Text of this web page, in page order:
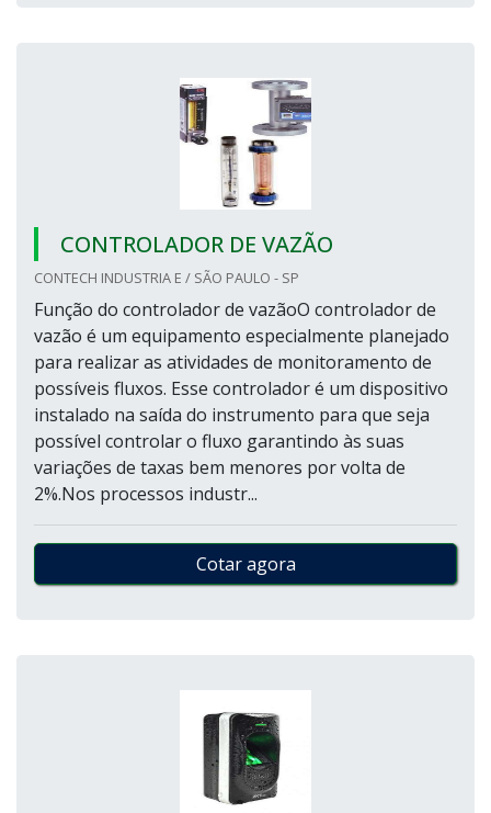
CONTROLADOR DE VAZÃO
CONTECH INDUSTRIA E / SÃO PAULO - SP
Função do controlador de vazãoO controlador de
vazão é um equipamento especialmente planejado
para realizar as atividades de monitoramento de
possíveis fluxos. Esse controlador é um dispositivo
instalado na saída do instrumento para que seja
possível controlar o fluxo garantindo às suas
variações de taxas bem menores por volta de
2%.Nos processos industr...
Cotar agora